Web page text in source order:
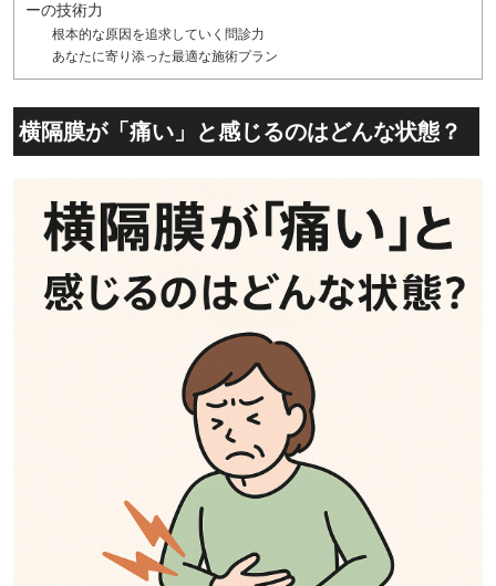
ーの技術力
根本的な原因を追求していく問診力
あなたに寄り添った最適な施術プラン
横隔膜が「痛い」と感じるのはどんな状態？